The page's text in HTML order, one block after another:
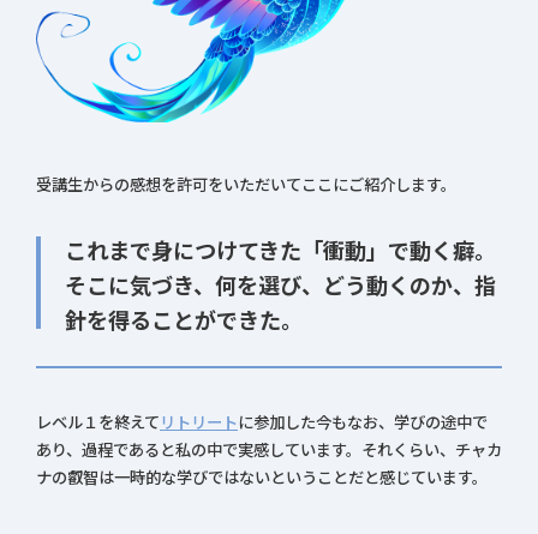
受講生からの感想を許可をいただいてここにご紹介します。
これまで身につけてきた「衝動」で動く癖。
そこに気づき、何を選び、どう動くのか、指
針を得ることができた。
レベル１を終えてリトリートに参加した今もなお、学びの途中で
あり、過程であると私の中で実感しています。それくらい、チャカ
ナの叡智は一時的な学びではないということだと感じています。